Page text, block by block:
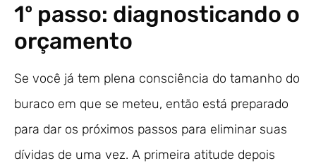
1º passo: diagnosticando o
orçamento
Se você já tem plena consciência do tamanho do
buraco em que se meteu, então está preparado
para dar os próximos passos para eliminar suas
dívidas de uma vez. A primeira atitude depois